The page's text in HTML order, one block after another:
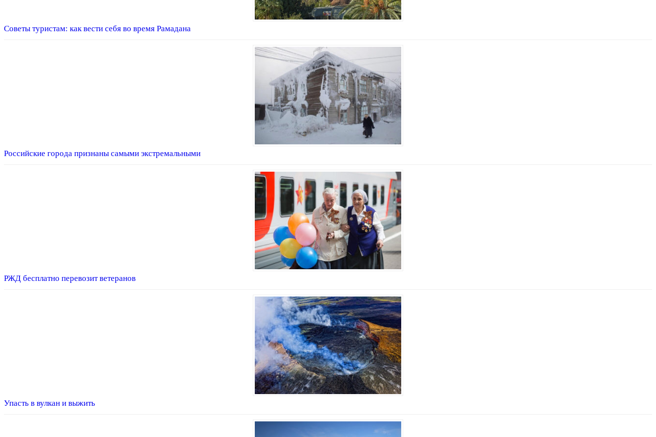
Советы туристам: как вести себя во время Рамадана
Российские города признаны самыми экстремальными
РЖД бесплатно перевозит ветеранов
Упасть в вулкан и выжить